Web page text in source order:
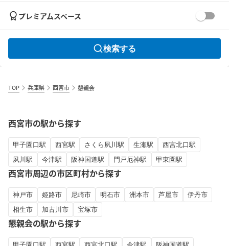
プレミアムスペース
検索する
TOP 兵庫県 西宮市 懇親会
西宮市の駅から探す
甲子園口駅 西宮駅 さくら夙川駅 生瀬駅
西宮北口駅
夙川駅
今津駅 阪神国道駅 門戸厄神駅 甲東園駅
西宮市周辺の市区町村から探す
神戸市 姫路市 尼崎市 明石市 洲本市 芦屋市
伊丹市
相生市
加古川市 宝塚市
懇親会の駅から探す